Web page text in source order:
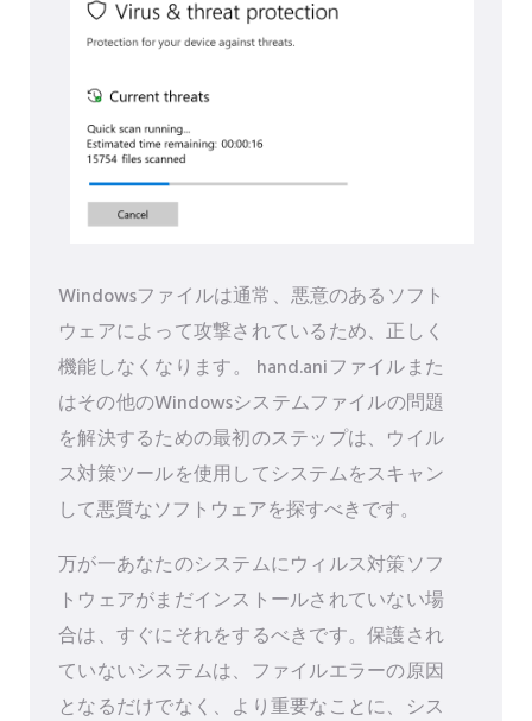
Windowsファイルは通常、悪意のあるソフト
ウェアによって攻撃されているため、正しく
機能しなくなります。 hand.aniファイルまた
はその他のWindowsシステムファイルの問題
を解決するための最初のステップは、ウイル
ス対策ツールを使用してシステムをスキャン
して悪質なソフトウェアを探すべきです。
万が一あなたのシステムにウィルス対策ソフ
トウェアがまだインストールされていない場
合は、すぐにそれをするべきです。保護され
ていないシステムは、ファイルエラーの原因
となるだけでなく、より重要なことに、シス